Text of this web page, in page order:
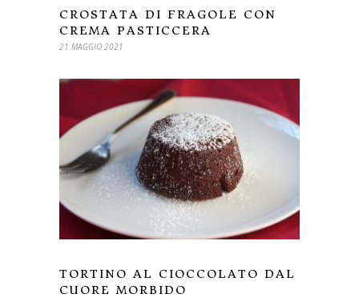
CROSTATA DI FRAGOLE CON
CREMA PASTICCERA
21 MAGGIO 2021
TORTINO AL CIOCCOLATO DAL
CUORE MORBIDO